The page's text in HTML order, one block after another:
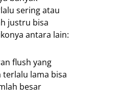
sering atau
justru bisa
antara lain:
flush yang
lama bisa
besar